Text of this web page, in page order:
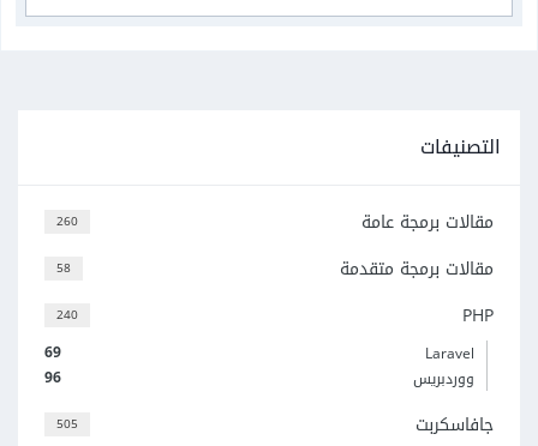
التصنيفات
260 مقالات برمجة عامة
58 مقالات برمجة متقدمة
240 PHP
69
Laravel
96
ووردبريس
505 جافاسكربت